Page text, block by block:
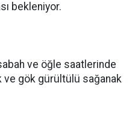
bekleniyor.
ve öğle saatlerinde
ve gök gürültülü sağanak